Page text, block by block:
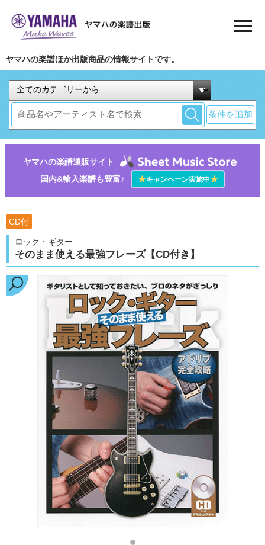
ヤマハの楽譜ほか出版商品の情報サイトです。
条件を追加
ヤマハの楽譜通販サイト
国内&輸入楽譜も豊富♪
★キャンペーン実施中★
CD付
ロック・ギター
そのまま使える最強フレーズ【CD付き】